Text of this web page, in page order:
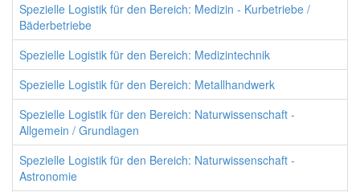
Spezielle Logistik für den Bereich: Medizin - Kurbetriebe /
Bäderbetriebe
Spezielle Logistik für den Bereich: Medizintechnik
Spezielle Logistik für den Bereich: Metallhandwerk
Spezielle Logistik für den Bereich: Naturwissenschaft -
Allgemein / Grundlagen
Spezielle Logistik für den Bereich: Naturwissenschaft -
Astronomie